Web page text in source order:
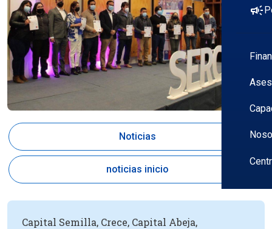
campaign
Noticias
noticias inicio
Capital Semilla, Crece, Capital Abeja,